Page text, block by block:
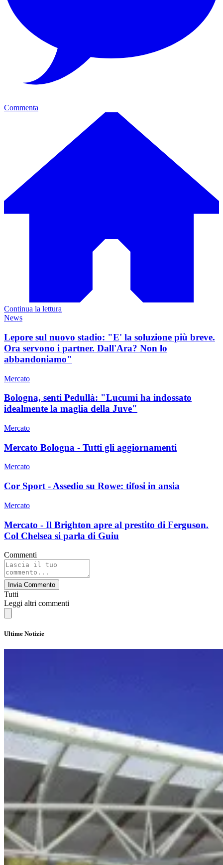
Commenta
Continua la lettura
News
Lepore sul nuovo stadio: "E' la soluzione più breve.
Ora servono i partner. Dall'Ara? Non lo
abbandoniamo"
Mercato
Bologna, senti Pedullà: "Lucumi ha indossato
idealmente la maglia della Juve"
Mercato
Mercato Bologna - Tutti gli aggiornamenti
Mercato
Cor Sport - Assedio su Rowe: tifosi in ansia
Mercato
Mercato - Il Brighton apre al prestito di Ferguson.
Col Chelsea si parla di Guiu
Commenti
Invia Commento
Tutti
Leggi altri commenti
Ultime Notizie